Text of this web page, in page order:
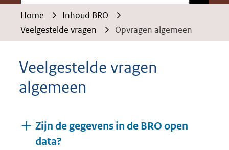
Home
Inhoud BRO
Veelgestelde vragen
Opvragen algemeen
Veelgestelde vragen
algemeen
Zijn de gegevens in de BRO open
data?